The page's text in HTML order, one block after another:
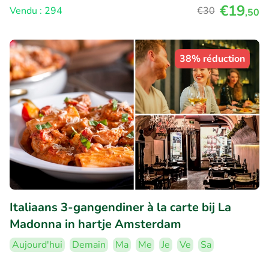
Vendu : 294
€30 €19,50
38% réduction
Italiaans 3-gangendiner à la carte bij La
Madonna in hartje Amsterdam
Aujourd'hui Demain Ma Me Je Ve
Sa